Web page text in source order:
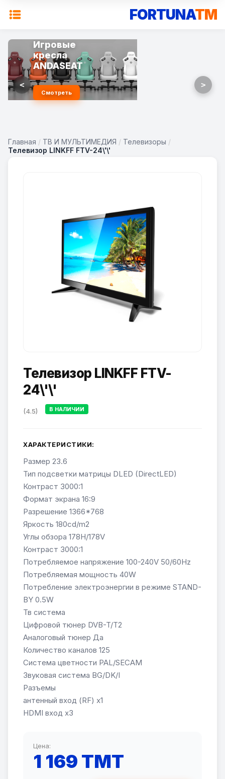
FORTUNATM
Игровые
кресла
ANDASEAT
Смотреть
Смартфоны
Новинки
2025
Выбрать
< >
Главная / ТВ И МУЛЬТИМЕДИЯ / Телевизоры /
Телевизор LINKFF FTV-24\'\'
Телевизор LINKFF FTV-
24\'\'
(4.5) В НАЛИЧИИ
ХАРАКТЕРИСТИКИ:
Размер 23.6
Тип подсветки матрицы DLED (DirectLED)
Контраст 3000:1
Формат экрана 16:9
Разрешение 1366*768
Яркость 180cd/m2
Углы обзора 178H/178V
Контраст 3000:1
Потребляемое напряжение 100-240V 50/60Hz
Потребляемая мощность 40W
Потребление электроэнергии в режиме STAND-
BY 0.5W
Тв система
Цифровой тюнер DVB-T/T2
Аналоговый тюнер Да
Количество каналов 125
Система цветности PAL/SECAM
Звуковая система BG/DK/I
Разъемы
антенный вход (RF) x1
HDMI вход x3
Цена:
1 169 TMT